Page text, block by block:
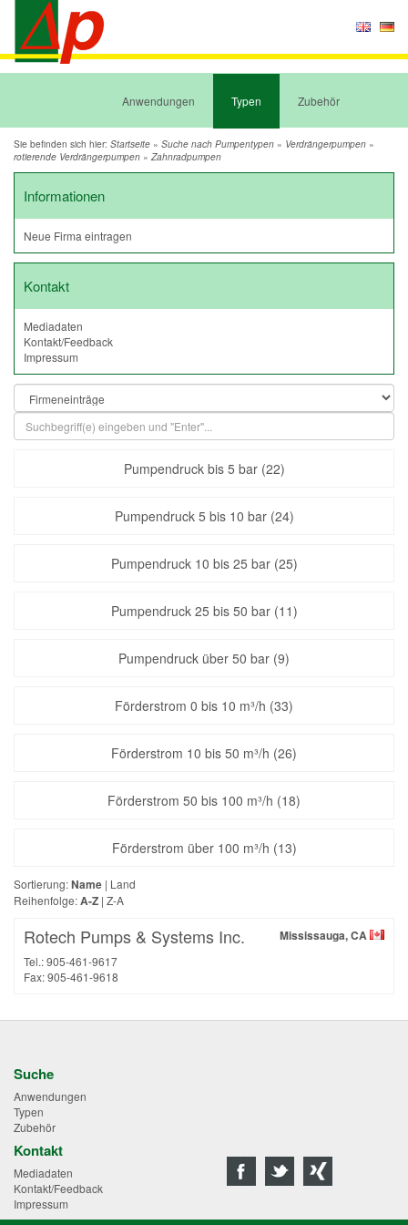
Anwendungen Typen Zubehör
Sie befinden sich hier: Startseite » Suche nach Pumpentypen » Verdrängerpumpen »
rotierende Verdrängerpumpen » Zahnradpumpen
Informationen
Neue Firma eintragen
Kontakt
Mediadaten
Kontakt/Feedback
Impressum
Pumpendruck bis 5 bar (22)
Pumpendruck 5 bis 10 bar (24)
Pumpendruck 10 bis 25 bar (25)
Pumpendruck 25 bis 50 bar (11)
Pumpendruck über 50 bar (9)
Förderstrom 0 bis 10 m³/h (33)
Förderstrom 10 bis 50 m³/h (26)
Förderstrom 50 bis 100 m³/h (18)
Förderstrom über 100 m³/h (13)
Sortierung:Name | Land
Reihenfolge:A-Z | Z-A
Mississauga, CA
Rotech Pumps & Systems Inc.
Tel.: 905-461-9617
Fax: 905-461-9618
Suche
Anwendungen
Typen
Zubehör
Kontakt
Mediadaten
Kontakt/Feedback
Impressum